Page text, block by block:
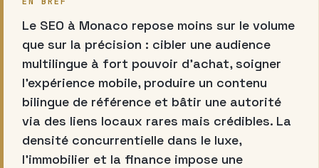
Le SEO à Monaco repose moins sur le volume
que sur la précision : cibler une audience
multilingue à fort pouvoir d’achat, soigner
l’expérience mobile, produire un contenu
bilingue de référence et bâtir une autorité
via des liens locaux rares mais crédibles. La
densité concurrentielle dans le luxe,
l’immobilier et la finance impose une